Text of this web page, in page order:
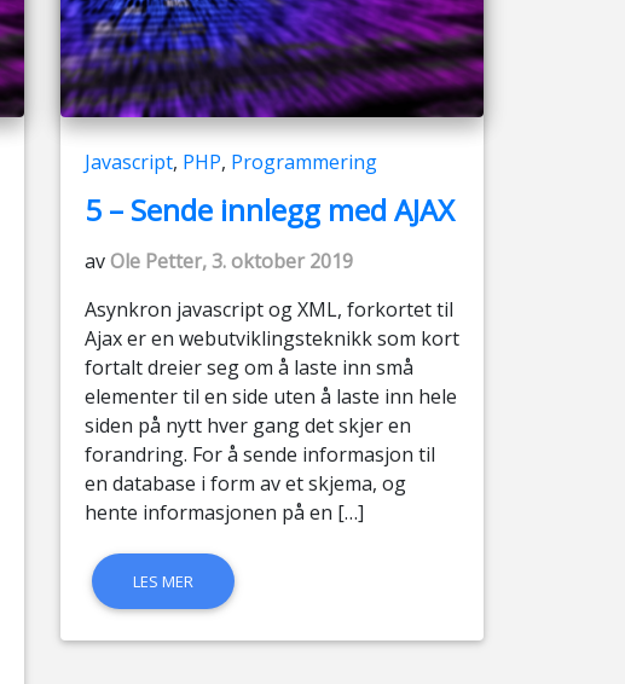
Javascript, PHP, Programmering
5 – Sende innlegg med AJAX
avOle Petter, 3. oktober 2019
Asynkron javascript og XML, forkortet til
Ajax er en webutviklingsteknikk som kort
fortalt dreier seg om å laste inn små
elementer til en side uten å laste inn hele
siden på nytt hver gang det skjer en
forandring. For å sende informasjon til
en database i form av et skjema, og
hente informasjonen på en […]
LES MER